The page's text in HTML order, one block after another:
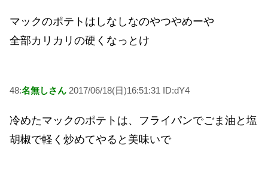
マックのポテトはしなしなのやつやめーや
全部カリカリの硬くなっとけ
48:名無しさん 2017/06/18(日)16:51:31 ID:dY4
冷めたマックのポテトは、フライパンでごま油と塩
胡椒で軽く炒めてやると美味いで